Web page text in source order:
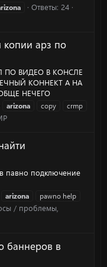
Ответы: 24
копии арз по
ПО ВИДЕО В КОНСЛЕ
КОННЕКТ А НА
НЕЧЕГО
arizona copy
crmp
павно подключение
arizona
pawno help
/ проблемы,
баннеров в